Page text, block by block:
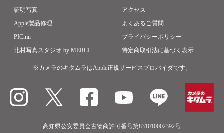
証明写真
Apple製品修理
PICmii
北村写真スタジオ by MERCI
アクセス
よくあるご質問
プライバシーポリシー
特定商取引法に基づく表示
※カメラのキタムラはApple正規サービスプロバイダです。
高知県公安委員会古物商許可番号第831010002392号